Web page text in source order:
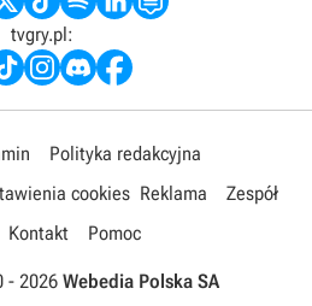
tvgry.pl:
Polityka redakcyjna
cookies Reklama
Zespół
Kontakt Pomoc
- 2026 Webedia Polska SA